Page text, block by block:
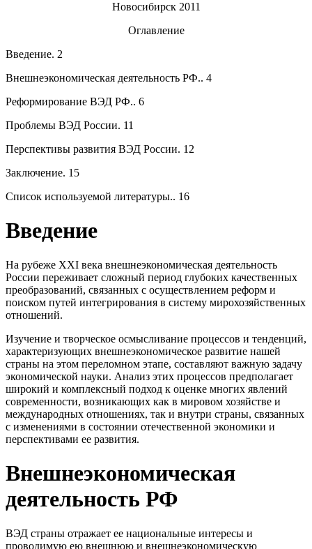
Новосибирск 2011
Оглавление
Введение. 2
Внешнеэкономическая деятельность РФ.. 4
Реформирование ВЭД РФ.. 6
Проблемы ВЭД России. 11
Перспективы развития ВЭД России. 12
Заключение. 15
Список используемой литературы.. 16
Введение
На рубеже XXI века внешнеэкономическая деятельность
России пережи­вает сложный период глубоких качественных
преобразований, связан­ных с осуществлением реформ и
поиском путей интегрирования в си­стему мирохозяйственных
отношений.
Изучение и творческое осмысливание процессов и тенденций,
харак­теризующих внешнеэкономическое развитие нашей
страны на этом пере­ломном этапе, составляют важную задачу
экономической науки. Анализ этих процессов предполагает
широкий и комплексный подход к оценке многих явлений
современности, возникающих как в мировом хозяйстве и
международных отношениях, так и внутри страны, связанных
с измене­ниями в состоянии отечественной экономики и
перспективами ее развития.
Внешнеэкономическая
деятельность РФ
ВЭД страны отражает ее национальные интересы и
проводимую ею внешнюю и внешнеэкономическую